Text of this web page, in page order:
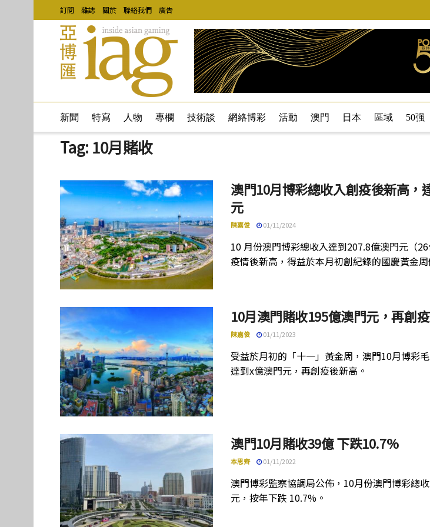
訂閱 雜誌 關於 聯絡我們 廣告
新聞 特寫 人物 專欄 技術談 網絡博彩 活動 澳門 日本 區域 50强
Tag: 10月賭收
澳門10月博彩總收入創疫後新高，
元
陳嘉俊 01/11/2024
10 月份澳門博彩總收入達到207.8億澳門元（
疫情後新高，得益於本月初創紀錄的國慶黃金周
10月澳門賭收195億澳門元，再創
陳嘉俊 01/11/2023
受益於月初的「十一」黃金周，澳門10月博彩
達到x億澳門元，再創疫後新高。
澳門10月賭收39億 下跌10.7%
本思齊 01/11/2022
澳門博彩監察協調局公佈，10月份澳門博彩總
元，按年下跌 10.7%。